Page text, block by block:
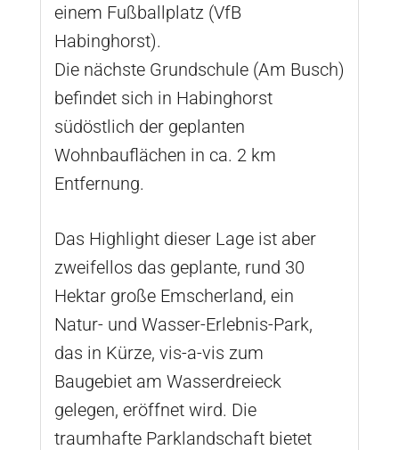
einem Fußballplatz (VfB
Habinghorst).
Die nächste Grundschule (Am Busch)
befindet sich in Habinghorst
südöstlich der geplanten
Wohnbauflächen in ca. 2 km
Entfernung.
Das Highlight dieser Lage ist aber
zweifellos das geplante, rund 30
Hektar große Emscherland, ein
Natur- und Wasser-Erlebnis-Park,
das in Kürze, vis-a-vis zum
Baugebiet am Wasserdreieck
gelegen, eröffnet wird. Die
traumhafte Parklandschaft bietet